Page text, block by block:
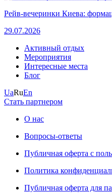
Рейв-вечеринки Киева:
29.07.2026
Активный отдых
Мероприятия
Интересные места
Блог
UaRuEn
Стать партнером
О нас
Вопросы-ответы
Публичная оферта с
Политика
Публичная оферта для